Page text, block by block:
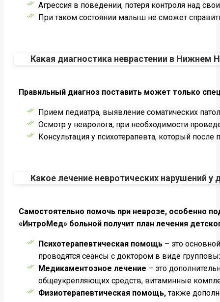
Агрессия в поведении, потеря контроля над
При таком состоянии малыш не сможет
Какая диагностика неврастении в Нижнем
Правильный диагноз поставить может только
Прием педиатра, выявление соматических
Осмотр у невролога, при необходимости
Консультация у психотерапевта, который
Какое лечение невротических нарушений
Самостоятельно помочь при неврозе, особенно
«ИнтроМед» больной получит план лечения
Психотерапевтическая помощь – это
проводятся сеансы с доктором в виде
Медикаментозное лечение – это
общеукрепляющих средств, витаминные
Физиотерапевтическая помощь,также